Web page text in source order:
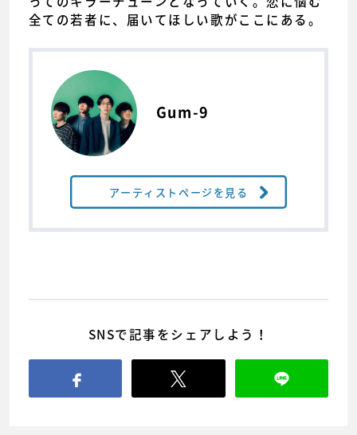
全ての若者に、届いてほしい歌がここにある。
Gum-9
アーティストページを見る
SNSで記事をシェアしよう！